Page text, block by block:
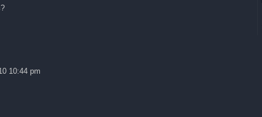
10:44 pm